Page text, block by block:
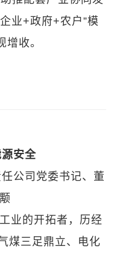
业+政府+农户”模
收。
安全
公司党委书记、董
业的开拓者，历经
煤三足鼎立、电化